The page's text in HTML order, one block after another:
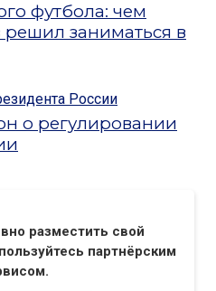
футбола: чем
заниматься в
о регулировании
разместить свой
партнёрским